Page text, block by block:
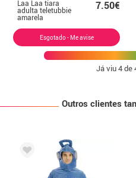
Laa Laa tiara
adulta teletubbie
amarela
7.50€
Esgotado - Me avise
Já viu4de
Outros clientes